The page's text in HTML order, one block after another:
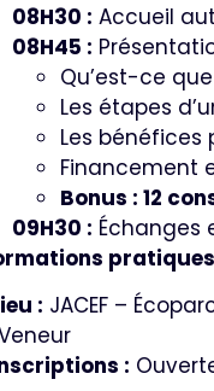
08H30 : Accueil
08H45 :
Qu’est-ce que
Les étapes
Les bénéfices
Financement
Bonus : 12
09H30 : Échanges
pratiques
: JACEF –
: